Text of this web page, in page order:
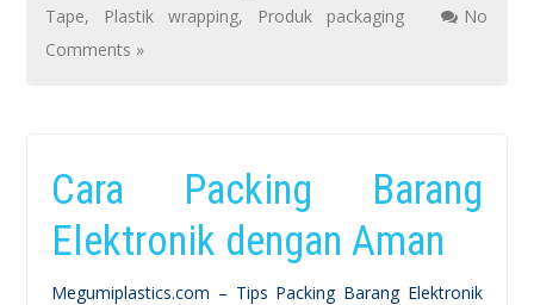
Tape, Plastik wrapping, Produk packaging
No
Comments »
Cara Packing Barang
Elektronik dengan Aman
Megumiplastics.com – Tips Packing Barang Elektronik